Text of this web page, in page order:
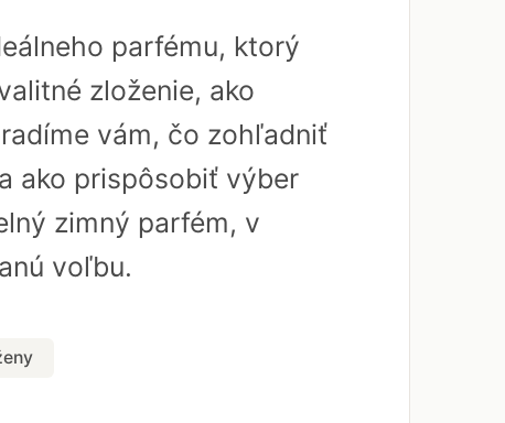
parfému, ktorý
zloženie, ako
vám, čo zohľadniť
ako prispôsobiť výber
zimný parfém, v
voľbu.